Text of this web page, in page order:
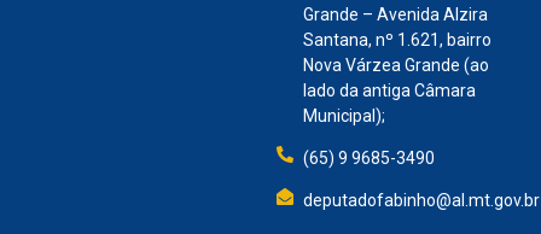
Grande – Avenida Alzira
Santana, nº 1.621, bairro
Nova Várzea Grande (ao
lado da antiga Câmara
Municipal);
(65) 9 9685-3490
deputadofabinho@al.mt.gov.br